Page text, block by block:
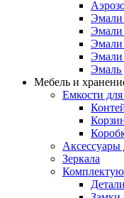
Эмали
Эмали
Эмали
Эмали
Эмаль
Мебель и
Емкости
Аксессуары
Зеркала